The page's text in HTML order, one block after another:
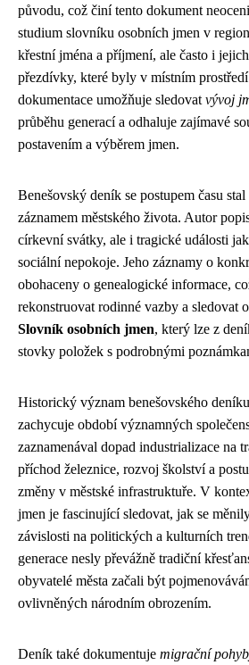
původu, což činí tento dokument
studium slovníku osobních jmen v
křestní jména a příjmení, ale často i
přezdívky, které byly v místním
dokumentace umožňuje sledovat vývoj
průběhu generací a odhaluje zajímavé
postavením a výběrem jmen.
Benešovský deník se postupem času
záznamem městského života. Autor
církevní svátky, ale i tragické události
sociální nepokoje. Jeho záznamy o
obohaceny o genealogické informace,
rekonstruovat rodinné vazby a sledovat
Slovník osobních jmen, který lze z
stovky položek s podrobnými
Historický význam benešovského
zachycuje období významných
zaznamenával dopad industrializace na
příchod železnice, rozvoj školství a
změny v městské infrastruktuře. V
jmen je fascinující sledovat, jak se
závislosti na politických a kulturních
generace nesly převážně tradiční
obyvatelé města začali být
ovlivněných národním obrozením.
Deník také dokumentuje migrační